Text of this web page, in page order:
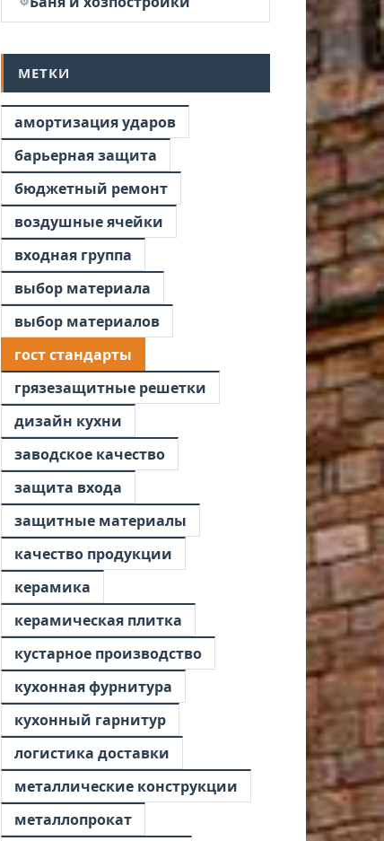
МЕТКИ
амортизация ударов
барьерная защита
бюджетный ремонт
воздушные ячейки
входная группа
выбор материала
выбор материалов
гост стандарты
грязезащитные решетки
дизайн кухни
заводское качество
защита входа
защитные материалы
качество продукции
керамика
керамическая плитка
кустарное производство
кухонная фурнитура
кухонный гарнитур
логистика доставки
металлические конструкции
металлопрокат